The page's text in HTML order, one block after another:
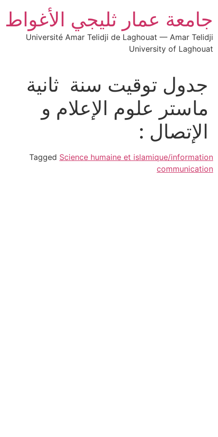
جامعة عمار ثليجي الأغواط
Université Amar Telidji de Laghouat — Amar Telidji
University of Laghouat
جدول توقيت سنة ثانية
ماستر علوم الإعلام و
الإتصال :
Tagged Science humaine et islamique/information
communication